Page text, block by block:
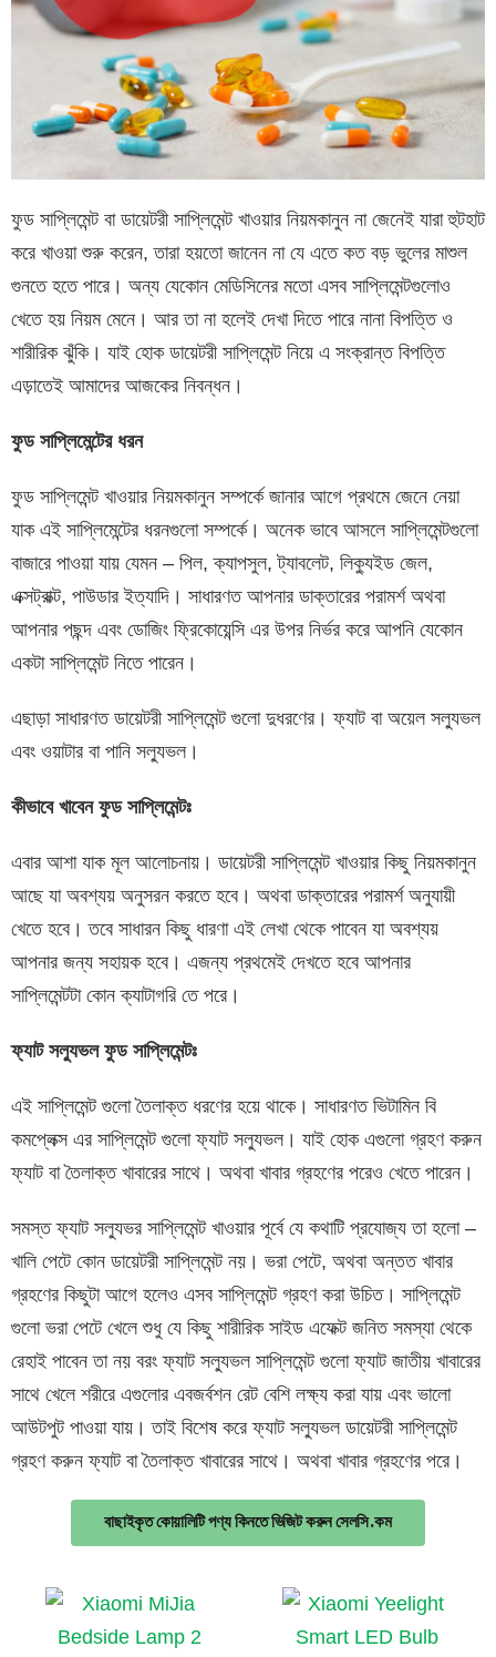
ফুড সাপ্লিমেন্ট বা ডায়েটরী সাপ্লিমেন্ট খাওয়ার নিয়মকানুন না জেনেই যারা হুটহাট
করে খাওয়া শুরু করেন, তারা হয়তো জানেন না যে এতে কত বড় ভুলের মাশুল
গুনতে হতে পারে। অন্য যেকোন মেডিসিনের মতো এসব সাপ্লিমেন্টগুলোও
খেতে হয় নিয়ম মেনে। আর তা না হলেই দেখা দিতে পারে নানা বিপত্তি ও
শারীরিক ঝুঁকি। যাই হোক ডায়েটরী সাপ্লিমেন্ট নিয়ে এ সংক্রান্ত বিপত্তি
এড়াতেই আমাদের আজকের নিবন্ধন।
ফুড সাপ্লিমেন্টের ধরন
ফুড সাপ্লিমেন্ট খাওয়ার নিয়মকানুন সম্পর্কে জানার আগে প্রথমে জেনে নেয়া
যাক এই সাপ্লিমেন্টের ধরনগুলো সম্পর্কে। অনেক ভাবে আসলে সাপ্লিমেন্টগুলো
বাজারে পাওয়া যায় যেমন – পিল, ক্যাপসুল, ট্যাবলেট, লিক্যুইড জেল,
এক্সট্রাক্ট, পাউডার ইত্যাদি। সাধারণত আপনার ডাক্তারের পরামর্শ অথবা
আপনার পছন্দ এবং ডোজিং ফ্রিকোয়েন্সি এর উপর নির্ভর করে আপনি যেকোন
একটা সাপ্লিমেন্ট নিতে পারেন।
এছাড়া সাধারণত ডায়েটরী সাপ্লিমেন্ট গুলো দুধরণের। ফ্যাট বা অয়েল সল্যুভল
এবং ওয়াটার বা পানি সল্যুভল।
কীভাবে খাবেন ফুড সাপ্লিমেন্টঃ
এবার আশা যাক মূল আলোচনায়। ডায়েটরী সাপ্লিমেন্ট খাওয়ার কিছু নিয়মকানুন
আছে যা অবশ্যয় অনুসরন করতে হবে। অথবা ডাক্তারের পরামর্শ অনুযায়ী
খেতে হবে। তবে সাধারন কিছু ধারণা এই লেখা থেকে পাবেন যা অবশ্যয়
আপনার জন্য সহায়ক হবে। এজন্য প্রথমেই দেখতে হবে আপনার
সাপ্লিমেন্টটা কোন ক্যাটাগরি তে পরে।
ফ্যাট সল্যুভল ফুড সাপ্লিমেন্টঃ
এই সাপ্লিমেন্ট গুলো তৈলাক্ত ধরণের হয়ে থাকে। সাধারণত ভিটামিন বি
কমপ্লেক্স এর সাপ্লিমেন্ট গুলো ফ্যাট সল্যুভল। যাই হোক এগুলো গ্রহণ করুন
ফ্যাট বা তৈলাক্ত খাবারের সাথে। অথবা খাবার গ্রহণের পরেও খেতে পারেন।
সমস্ত ফ্যাট সল্যুভর সাপ্লিমেন্ট খাওয়ার পূর্বে যে কথাটি প্রযোজ্য তা হলো –
খালি পেটে কোন ডায়েটরী সাপ্লিমেন্ট নয়। ভরা পেটে, অথবা অন্তত খাবার
গ্রহণের কিছুটা আগে হলেও এসব সাপ্লিমেন্ট গ্রহণ করা উচিত। সাপ্লিমেন্ট
গুলো ভরা পেটে খেলে শুধু যে কিছু শারীরিক সাইড এফেক্ট জনিত সমস্যা থেকে
রেহাই পাবেন তা নয় বরং ফ্যাট সল্যুভল সাপ্লিমেন্ট গুলো ফ্যাট জাতীয় খাবারের
সাথে খেলে শরীরে এগুলোর এবজর্বশন রেট বেশি লক্ষ্য করা যায় এবং ভালো
আউটপুট পাওয়া যায়। তাই বিশেষ করে ফ্যাট সল্যুভল ডায়েটরী সাপ্লিমেন্ট
গ্রহণ করুন ফ্যাট বা তৈলাক্ত খাবারের সাথে। অথবা খাবার গ্রহণের পরে।
বাছাইকৃত কোয়ালিটি পণ্য কিনতে ভিজিট করুন সেলসি.কম